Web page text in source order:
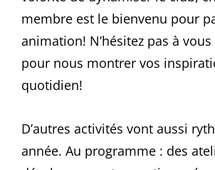
membre est le bienvenu pour
animation! N’hésitez pas à
pour nous montrer vos
quotidien!
D’autres activités vont aussi
année. Au programme : des